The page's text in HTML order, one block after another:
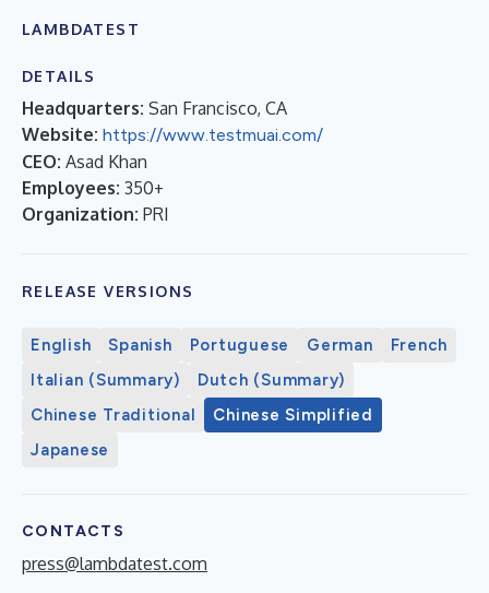
LAMBDATEST
DETAILS
Headquarters: San Francisco, CA
Website: https://www.testmuai.com/
CEO: Asad Khan
Employees: 350+
Organization: PRI
RELEASE VERSIONS
English Spanish Portuguese German
French
Italian (Summary)
Dutch (Summary)
Chinese Traditional
Chinese Simplified
Japanese
CONTACTS
press@lambdatest.com